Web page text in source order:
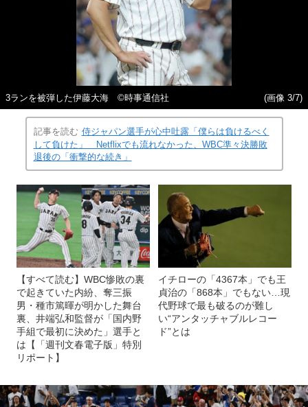
3ランを被弾した伊藤大海 ©時事通信社 (画像 3/7)
記事を読む 侍ジャパン選手が心中吐露「僕らは負けるべく
して負けた」 Netflixでも流れなかった、WBC準々決勝敗
退後の「衝撃的な続き」
【すべて読む】WBC惨敗の裏
で起きていた内紛、奪三振
男・種市篤暉が明かした舞台
裏、井端弘和監督が「国内野
手組で最初に決めた」選手と
は【「週刊文春電子版」特別
リポート】
イチローの「4367本」でも王
貞治の「868本」でもない…現
代野球で最も破るのが難し
い“アンタッチャブルレコー
ド”とは